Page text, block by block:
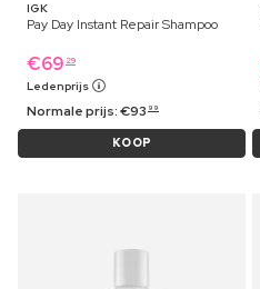
IGK
Pay Day Instant Repair Shampoo
€69 29
Ledenprijs
Normale prijs:€93 99
KOOP